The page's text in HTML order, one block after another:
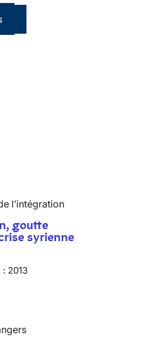
l’intégration
goutte
syrienne
: 2013